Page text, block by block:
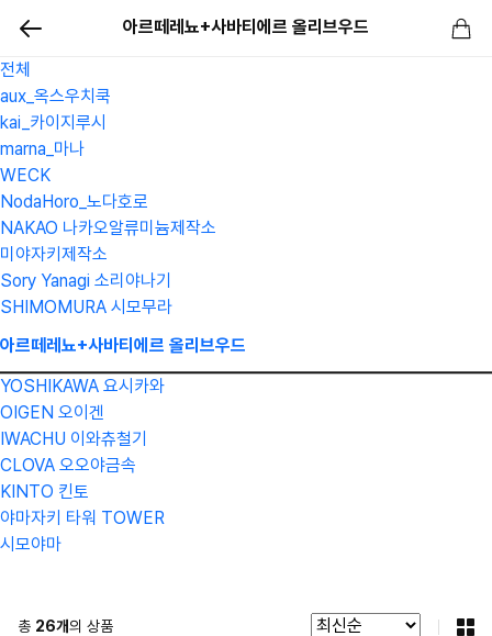
아르떼레뇨+사바티에르 올리브우드
전체
aux_옥스우치쿡
kai_카이지루시
marna_마나
WECK
NodaHoro_노다호로
NAKAO 나카오알류미늄제작소
미야자키제작소
Sory Yanagi 소리야나기
SHIMOMURA 시모무라
아르떼레뇨+사바티에르 올리브우드
YOSHIKAWA 요시카와
OIGEN 오이겐
IWACHU 이와츄철기
CLOVA 오오야금속
KINTO 킨토
야마자키 타워 TOWER
시모야마
총 26개의 상품